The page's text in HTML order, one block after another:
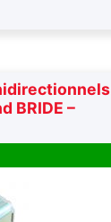
BRIDE –